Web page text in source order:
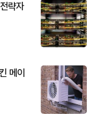
략자
메이